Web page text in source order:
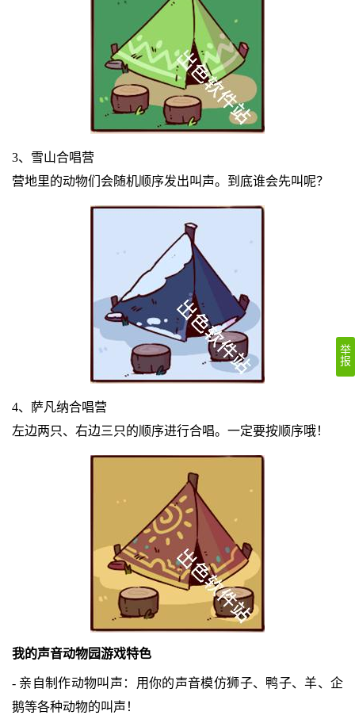
3、雪山合唱营
营地里的动物们会随机顺序发出叫声。到底谁会先叫呢？
4、萨凡纳合唱营
左边两只、右边三只的顺序进行合唱。一定要按顺序哦！
我的声音动物园游戏特色
- 亲自制作动物叫声：用你的声音模仿狮子、鸭子、羊、企
鹅等各种动物的叫声！
举
报